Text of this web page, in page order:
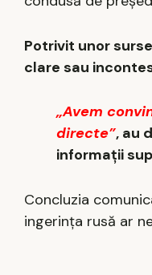
Potrivit unor
clare sau
„Avem
directe”, au
informații
Concluzia
ingerința rusă ar